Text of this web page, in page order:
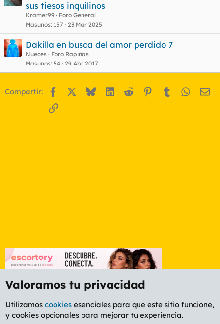
sus tiesos inquilinos
Kramer99
Foro General
Masunos 157 23 Mar 2025
Dakilla en busca del amor perdido 7
Nueces
Foro Rapiñas
Masunos 54 29 Abr 2017
Compartir: Facebook BlueskyLinkedIn
Reddit Pinterest
Tumblr
Enlace
Foro General
Valoramos tu privacidad
Utilizamos cookies esenciales para que este sitio funcione,
y cookies opcionales para mejorar tu experiencia.